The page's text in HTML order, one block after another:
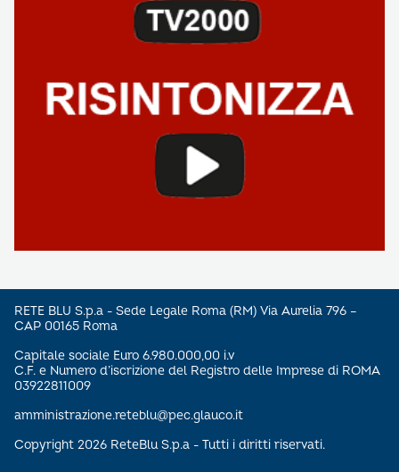
RETE BLU S.p.a - Sede Legale Roma (RM) Via Aurelia 796 –
CAP 00165 Roma
Capitale sociale Euro 6.980.000,00 i.v
C.F. e Numero d’iscrizione del Registro delle Imprese di ROMA
03922811009
amministrazione.reteblu@pec.glauco.it
Copyright 2026 ReteBlu S.p.a - Tutti i diritti riservati.